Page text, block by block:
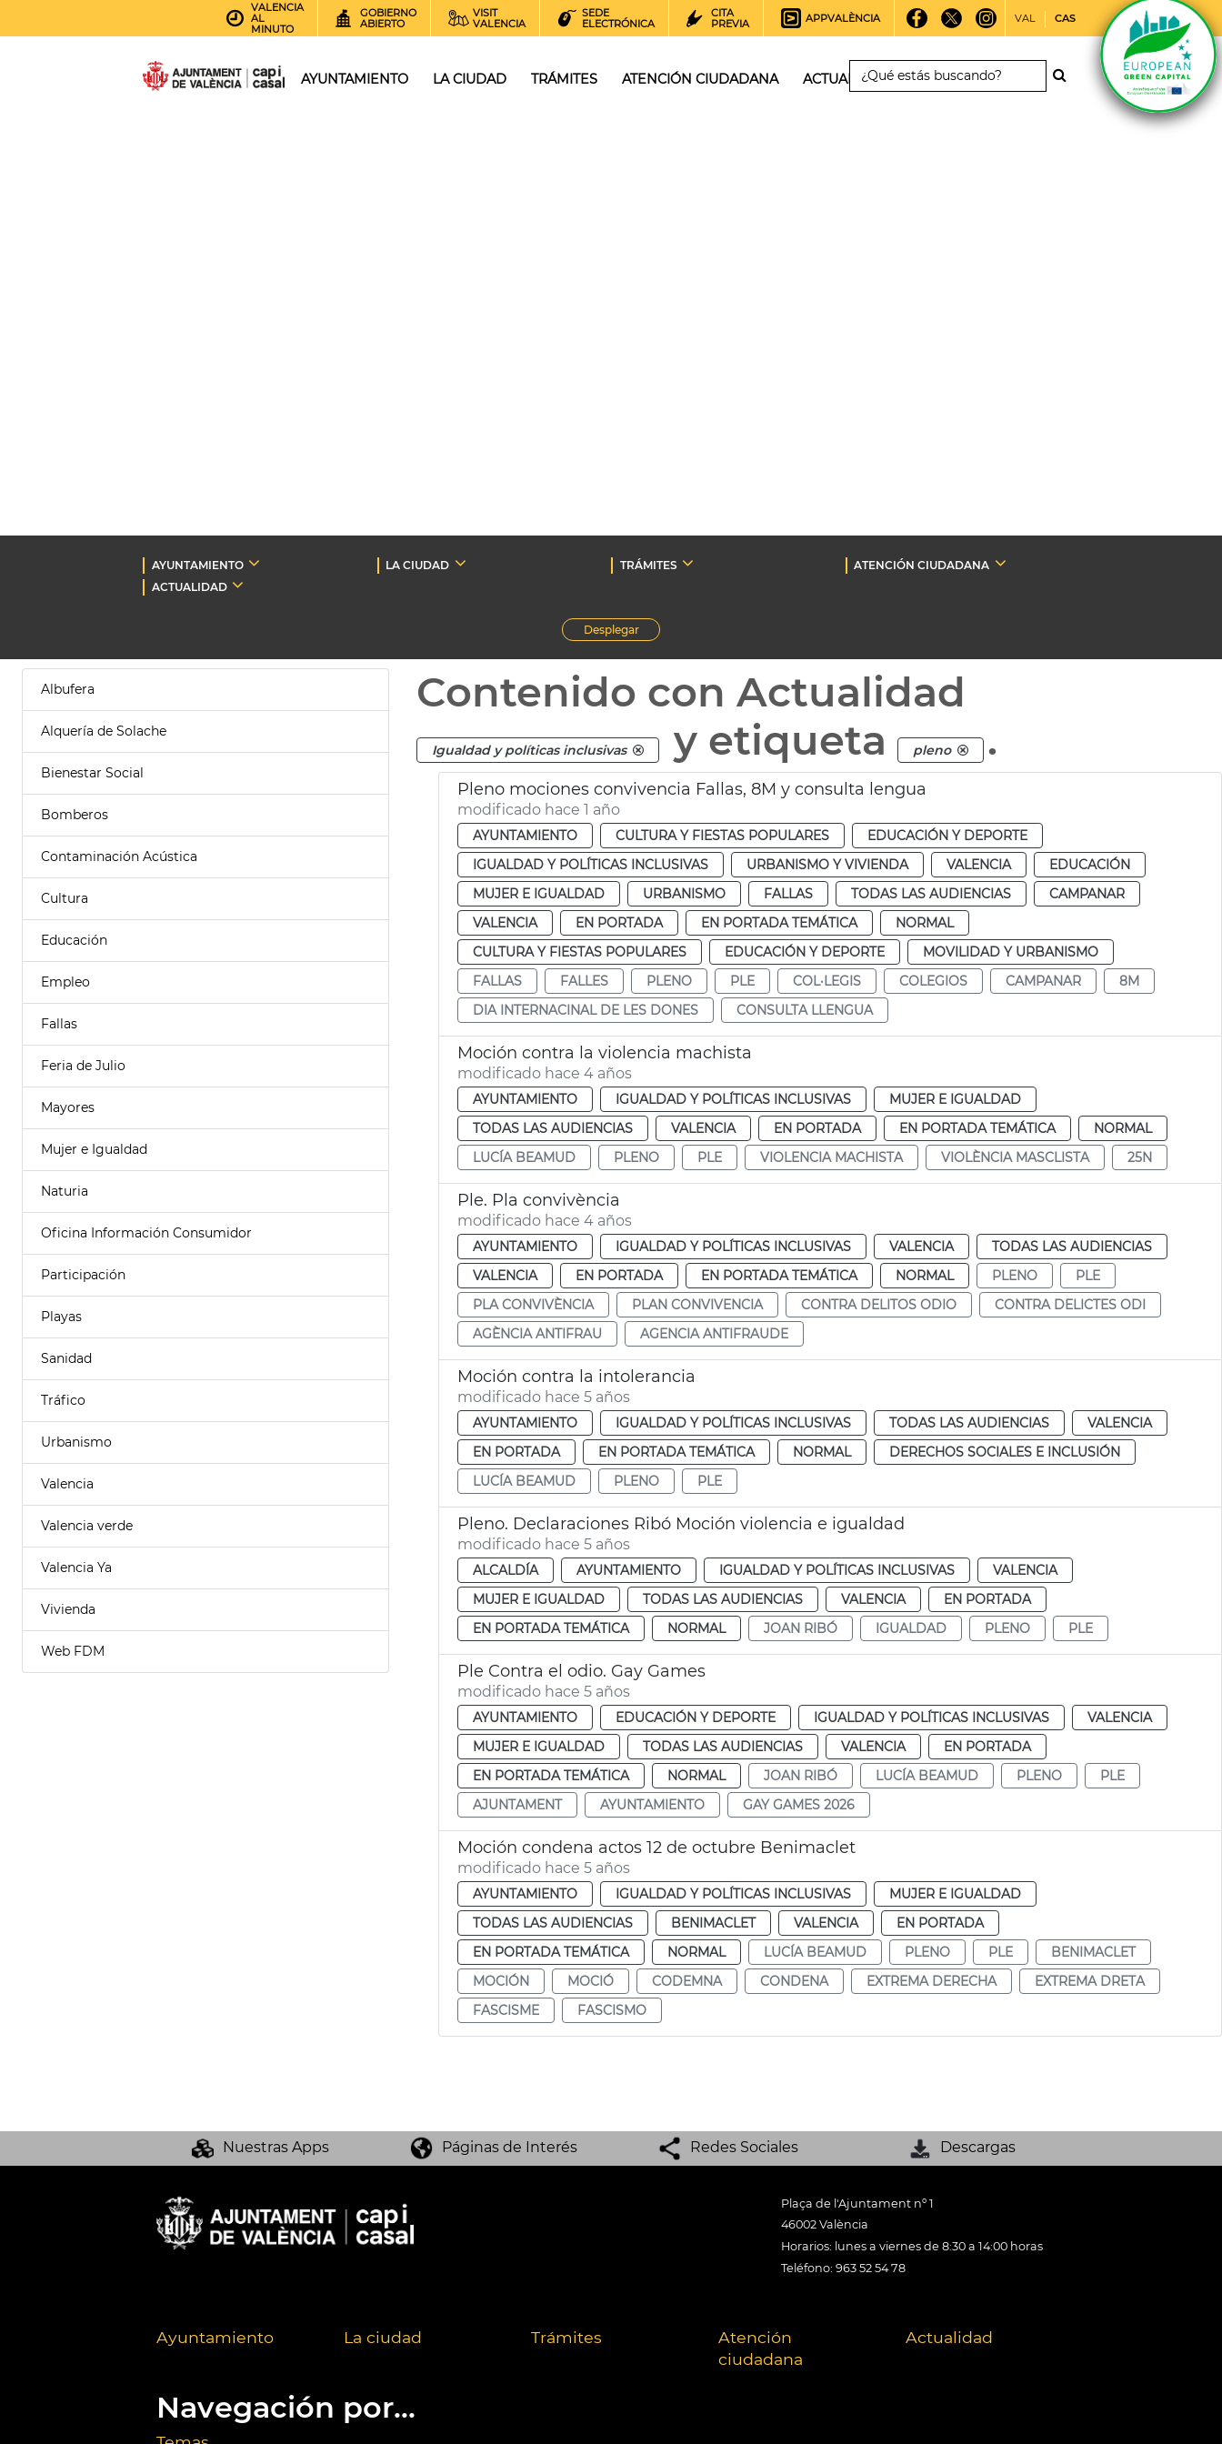
VALENCIA
AL
MINUTO
GOBIERNO
ABIERTO
VISIT
VALENCIA
SEDE
ELECTRÓNICA
CITA
PREVIA
APPVALÈNCIA VAL CAS
AYUNTAMIENTO LA CIUDAD TRÁMITES ATENCIÓN CIUDADANA ACTUALIDAD
AYUNTAMIENTO LA CIUDAD TRÁMITES
ATENCIÓN CIUDADANA
ACTUALIDAD
Desplegar
Albufera
Alquería de Solache
Bienestar Social
Bomberos
Contaminación Acústica
Cultura
Educación
Empleo
Fallas
Feria de Julio
Mayores
Mujer e Igualdad
Naturia
Oficina Información Consumidor
Participación
Playas
Sanidad
Tráfico
Urbanismo
Valencia
Valencia verde
Valencia Ya
Vivienda
Web FDM
Contenido con Actualidad
Igualdad y políticas inclusivas y etiqueta pleno .
Pleno mociones convivencia Fallas, 8M y consulta lengua
modificado hace 1 año
AYUNTAMIENTO CULTURA Y FIESTAS POPULARES
EDUCACIÓN Y DEPORTE
IGUALDAD Y POLÍTICAS INCLUSIVAS
URBANISMO Y VIVIENDA VALENCIA
EDUCACIÓN
MUJER E IGUALDAD
URBANISMO FALLAS TODAS LAS AUDIENCIAS
CAMPANAR
VALENCIA
EN PORTADA EN PORTADA TEMÁTICA
NORMAL
CULTURA Y FIESTAS POPULARES
EDUCACIÓN Y DEPORTE
MOVILIDAD Y URBANISMO
FALLAS
FALLES PLENO PLE COL·LEGIS COLEGIOS CAMPANAR
8M
DIA INTERNACINAL DE LES DONES
CONSULTA LLENGUA
Moción contra la violencia machista
modificado hace 4 años
AYUNTAMIENTO IGUALDAD Y POLÍTICAS INCLUSIVAS
MUJER E IGUALDAD
TODAS LAS AUDIENCIAS
VALENCIA EN PORTADA EN PORTADA TEMÁTICA
NORMAL
LUCÍA BEAMUD
PLENO PLE VIOLENCIA MACHISTA VIOLÈNCIA MASCLISTA 25N
Ple. Pla convivència
modificado hace 4 años
AYUNTAMIENTO IGUALDAD Y POLÍTICAS INCLUSIVAS VALENCIA
TODAS LAS AUDIENCIAS
VALENCIA
EN PORTADA EN PORTADA TEMÁTICA NORMAL PLENO
PLE
PLA CONVIVÈNCIA
PLAN CONVIVENCIA CONTRA DELITOS ODIO
CONTRA DELICTES ODI
AGÈNCIA ANTIFRAU
AGENCIA ANTIFRAUDE
Moción contra la intolerancia
modificado hace 5 años
AYUNTAMIENTO IGUALDAD Y POLÍTICAS INCLUSIVAS TODAS LAS AUDIENCIAS
VALENCIA
EN PORTADA
EN PORTADA TEMÁTICA NORMAL
DERECHOS SOCIALES E INCLUSIÓN
LUCÍA BEAMUD
PLENO PLE
Pleno. Declaraciones Ribó Moción violencia e igualdad
modificado hace 5 años
ALCALDÍA AYUNTAMIENTO IGUALDAD Y POLÍTICAS INCLUSIVAS
VALENCIA
MUJER E IGUALDAD
TODAS LAS AUDIENCIAS VALENCIA
EN PORTADA
EN PORTADA TEMÁTICA
NORMAL JOAN RIBÓ IGUALDAD PLENO PLE
Ple Contra el odio. Gay Games
modificado hace 5 años
AYUNTAMIENTO EDUCACIÓN Y DEPORTE IGUALDAD Y POLÍTICAS INCLUSIVAS
VALENCIA
MUJER E IGUALDAD
TODAS LAS AUDIENCIAS VALENCIA
EN PORTADA
EN PORTADA TEMÁTICA
NORMAL JOAN RIBÓ LUCÍA BEAMUD PLENO
PLE
AJUNTAMENT
AYUNTAMIENTO GAY GAMES 2026
Moción condena actos 12 de octubre Benimaclet
modificado hace 5 años
AYUNTAMIENTO IGUALDAD Y POLÍTICAS INCLUSIVAS
MUJER E IGUALDAD
TODAS LAS AUDIENCIAS
BENIMACLET VALENCIA
EN PORTADA
EN PORTADA TEMÁTICA
NORMAL LUCÍA BEAMUD PLENO PLE
BENIMACLET
MOCIÓN
MOCIÓ CODEMNA CONDENA EXTREMA DERECHA
EXTREMA DRETA
FASCISME
FASCISMO
Nuestras Apps Páginas de Interés Redes Sociales Descargas
Plaça de l'Ajuntament nº 1
46002 València
Horarios: lunes a viernes de 8:30 a 14:00 horas
Teléfono: 963 52 54 78
Ayuntamiento La ciudad Trámites
Atención
ciudadana
Actualidad
Navegación por...